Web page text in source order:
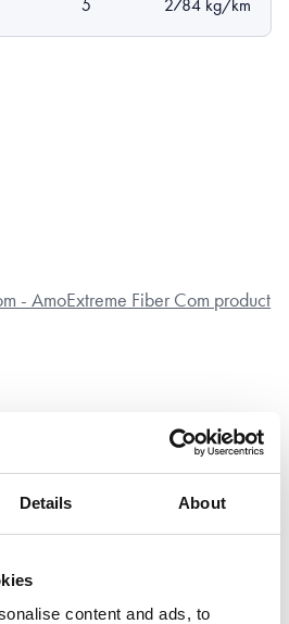
Details About
content and ads, to
5 2784 kg/km
- AmoExtreme Fiber Com product
Sie unsere